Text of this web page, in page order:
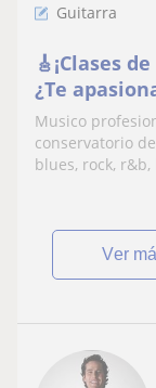
Guitarra
🎸¡Clases
¿Te
Método
ritmo,
Musico
conservatorio
blues, rock, r&b,
ver